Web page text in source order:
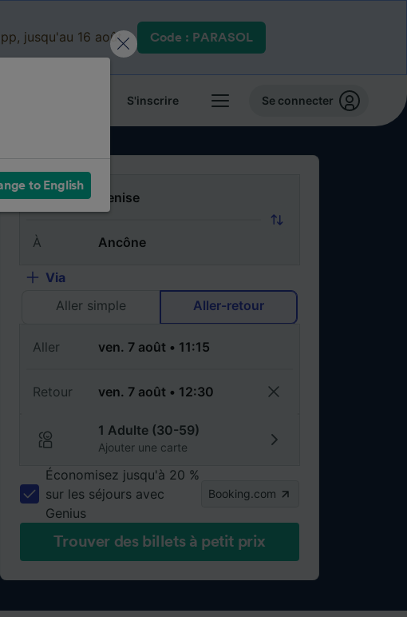
jusqu'au 16 août. Code : PARASOL
S'inscrire Se connecter
De
À
Via
Aller simple
Aller-retour
Aller
Retour
1 Adulte (30-59)
Ajouter une carte
Économisez jusqu'à 20 %
sur les séjours avec
Genius
Booking.com
Trouver des billets à petit prix
to English